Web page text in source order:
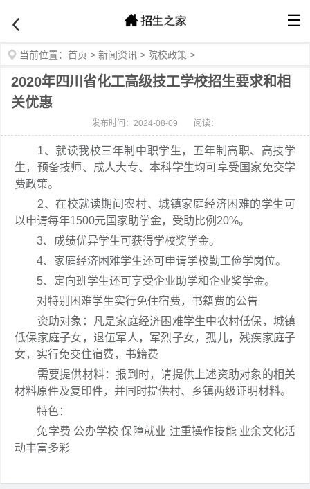
☰
当前位置： 首页 > 新闻资讯 > 院校政策 >
2020年四川省化工高级技工学校招生要求和相
关优惠
发布时间：2024-08-09 阅读：
1、就读我校三年制中职学生，五年制高职、高技学
生，预备技师、成人大专、本科学生均可享受国家免交学
费政策。
2、在校就读期间农村、城镇家庭经济困难的学生可
以申请每年1500元国家助学金，受助比例20%。
3、成绩优异学生可获得学校奖学金。
4、家庭经济困难学生还可申请学校勤工俭学岗位。
5、定向班学生还可享受企业助学和企业奖学金。
对特别困难学生实行免住宿费，书籍费的公告
资助对象：凡是家庭经济困难学生中农村低保，城镇
低保家庭子女，退伍军人，军烈子女，孤儿，残疾家庭子
女，实行免交住宿费，书籍费
需要提供材料：报到时，请提供上述资助对象的相关
材料原件及复印件，并同时提供村、乡镇两级证明材料。
特色：
免学费 公办学校 保障就业 注重操作技能 业余文化活
动丰富多彩